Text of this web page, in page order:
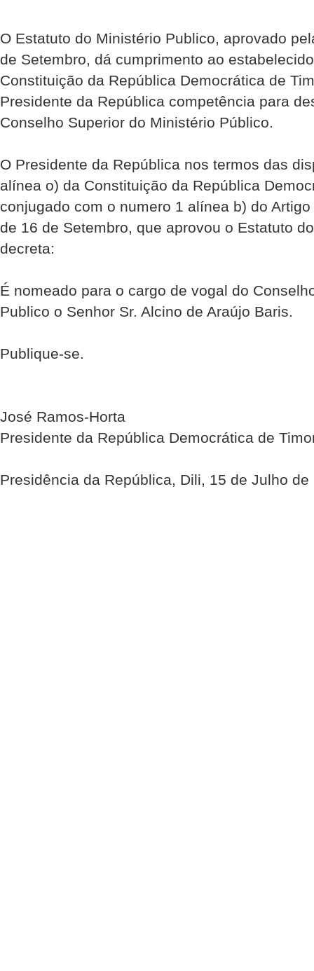
O Estatuto do Ministério Publico, aprovado
de Setembro, dá cumprimento ao
Constituição da República Democrática de
Presidente da República competência para
Conselho Superior do Ministério Público.
O Presidente da República nos termos das
alínea o) da Constituição da República
conjugado com o numero 1 alínea b) do
de 16 de Setembro, que aprovou o Estatuto
decreta:
É nomeado para o cargo de vogal do
Publico o Senhor Sr. Alcino de Araújo Baris.
Publique-se.
José Ramos-Horta
Presidente da República Democrática de
Presidência da República, Dili, 15 de Julho de